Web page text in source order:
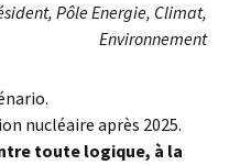
Pôle Energie, Climat,
Environnement
nucléaire après 2025.
toute logique, à la